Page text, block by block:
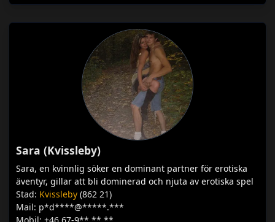
Sara (Kvissleby)
Sara, en kvinnlig söker en dominant partner för erotiska
äventyr, gillar att bli dominerad och njuta av erotiska spel
Stad: Kvissleby (862 21)
Mail: p*d****@*****.***
Mobil: +46 67-9** ** **